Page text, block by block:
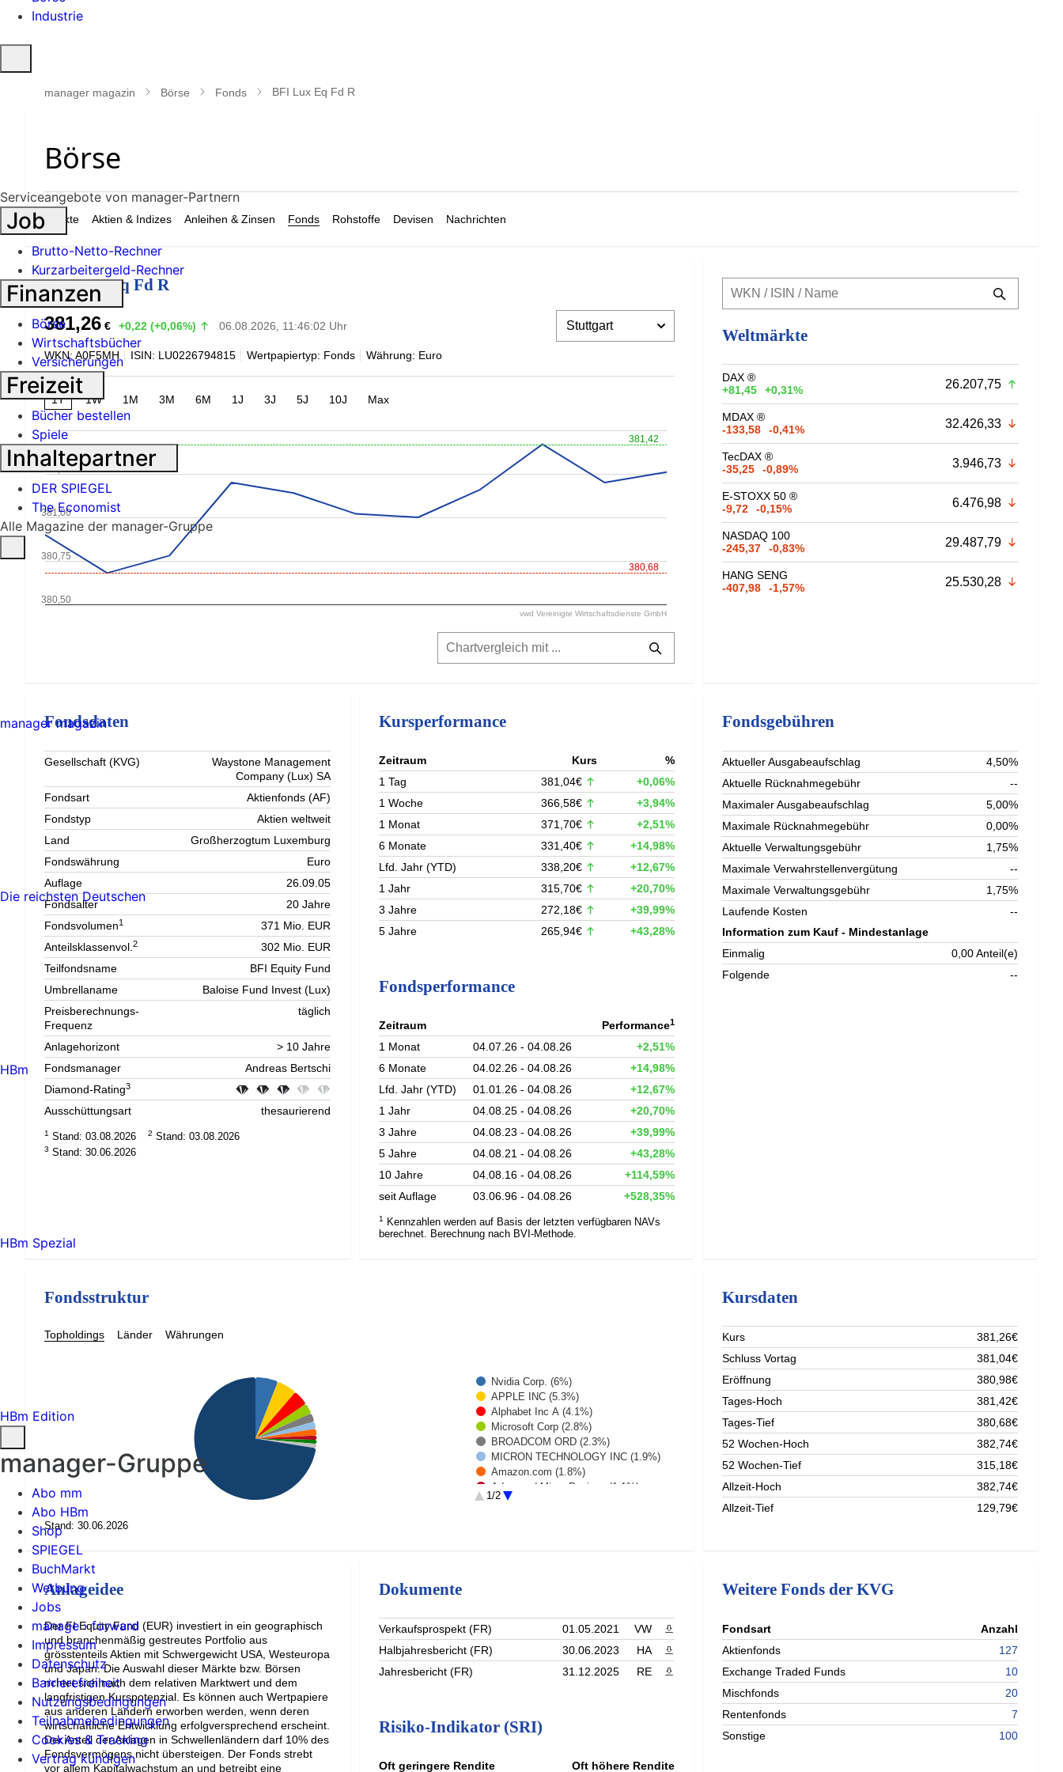
Industrie
öffnen
manager magazin Börse Fonds BFI Lux Eq Fd R
Märkte Aktien & Indizes Anleihen & Zinsen Fonds Rohstoffe Devisen Nachrichten
BFI Lux Eq Fd R
381,26 € +0,22 (+0,06%) 06.08.2026, 11:46:02 Uhr
WKN: A0F5MH ISIN: LU0226794815 Wertpapiertyp: Fonds Währung: Euro
1T 1W 1M 3M 6M 1J 3J 5J 10J Max
381,42
380,68
380,50
380,75
381,00
381,25
vwd Vereinigte Wirtschaftsdienste GmbH
Weltmärkte
DAX ®
+81,45
+0,31% 26.207,75
MDAX ®
-133,58
-0,41% 32.426,33
TecDAX ®
-35,25
-0,89% 3.946,73
E-STOXX 50 ®
-9,72
-0,15% 6.476,98
NASDAQ 100
-245,37
-0,83% 29.487,79
HANG SENG
-407,98
-1,57% 25.530,28
Fondsdaten
Gesellschaft (KVG)
Waystone Management
Company (Lux) SA
Fondsart
Aktienfonds (AF)
Fondstyp
Aktien weltweit
Land
Großherzogtum Luxemburg
Fondswährung
Euro
Auflage
26.09.05
Fondsalter
20 Jahre
Fondsvolumen1
371 Mio. EUR
Anteilsklassenvol.2
302 Mio. EUR
Teilfondsname
BFI Equity Fund
Umbrellaname
Baloise Fund Invest (Lux)
Preisberechnungs-
Frequenz
täglich
Anlagehorizont
> 10 Jahre
Fondsmanager
Andreas Bertschi
Diamond-Rating3
Ausschüttungsart thesaurierend
1 Stand: 03.08.2026 2 Stand: 03.08.2026
3 Stand: 30.06.2026
Kursperformance
Zeitraum Kurs
%
1 Tag
381,04€
+0,06%
1 Woche
366,58€
+3,94%
1 Monat
371,70€
+2,51%
6 Monate
331,40€
+14,98%
Lfd. Jahr (YTD)
338,20€
+12,67%
1 Jahr
315,70€
+20,70%
3 Jahre
272,18€
+39,99%
5 Jahre
265,94€ +43,28%
Fondsperformance
Zeitraum Performance1
1 Monat 04.07.26 - 04.08.26
+2,51%
6 Monate
04.02.26 - 04.08.26
+14,98%
Lfd. Jahr (YTD)
01.01.26 - 04.08.26
+12,67%
1 Jahr
04.08.25 - 04.08.26
+20,70%
3 Jahre
04.08.23 - 04.08.26
+39,99%
5 Jahre
04.08.21 - 04.08.26
+43,28%
10 Jahre
04.08.16 - 04.08.26
+114,59%
seit Auflage
03.06.96 - 04.08.26 +528,35%
1
Kennzahlen werden auf Basis der letzten verfügbaren NAVs
berechnet. Berechnung nach BVI-Methode.
Fondsgebühren
Aktueller Ausgabeaufschlag
4,50%
Aktuelle Rücknahmegebühr
--
Maximaler Ausgabeaufschlag
5,00%
Maximale Rücknahmegebühr
0,00%
Aktuelle Verwaltungsgebühr
1,75%
Maximale Verwahrstellenvergütung
--
Maximale Verwaltungsgebühr
1,75%
Laufende Kosten
--
Information zum Kauf - Mindestanlage
Einmalig
0,00 Anteil(e)
Folgende
--
Fondsstruktur
Topholdings Länder Währungen
Nvidia Corp. (6%)
APPLE INC (5.3%)
Alphabet Inc A (4.1%)
Microsoft Corp (2.8%)
BROADCOM ORD (2.3%)
MICRON TECHNOLOGY INC (1.9%)
Amazon.com (1.8%)
Advanced Micro Devices (1.1%)
ELI LILLY and CO (1.1%)
1/2
Stand: 30.06.2026
Kursdaten
Kurs
381,26€
Schluss Vortag
381,04€
Eröffnung
380,98€
Tages-Hoch
381,42€
Tages-Tief
380,68€
52 Wochen-Hoch
382,74€
52 Wochen-Tief
315,18€
Allzeit-Hoch
382,74€
Allzeit-Tief
129,79€
Anlageidee
Der FI Equity Fund (EUR) investiert in ein geographisch
und branchenmäßig gestreutes Portfolio aus
grösstenteils Aktien mit Schwergewicht USA, Westeuropa
und Japan. Die Auswahl dieser Märkte bzw. Börsen
richtet sich nach dem relativen Marktwert und dem
langfristigen Kurspotenzial. Es können auch Wertpapiere
aus anderen Ländern erworben werden, wenn deren
wirtschaftliche Entwicklung erfolgversprechend erscheint.
Der Anteil der Anlagen in Schwellenländern darf 10% des
Fondsvermögens nicht übersteigen. Der Fonds strebt
vor allem Kapitalwachstum an und betreibt eine
Dokumente
Verkaufsprospekt (FR) 01.05.2021 VW
PDF herunterladen
Halbjahresbericht (FR)
30.06.2023 HA
PDF herunterladen
Jahresbericht (FR)
31.12.2025 RE PDF herunterladen
Risiko-Indikator (SRI)
Oft geringere Rendite Oft höhere Rendite
Weitere Fonds der KVG
Fondsart
Anzahl
Aktienfonds
127
Exchange Traded Funds
10
Mischfonds
20
Rentenfonds
7
Sonstige
100
Serviceangebote von manager-Partnern
Job
Brutto-Netto-Rechner
Kurzarbeitergeld-Rechner
Finanzen
Börse
Wirtschaftsbücher
Versicherungen
Freizeit
Bücher bestellen
Spiele
Inhaltepartner
DER SPIEGEL
The Economist
Alle Magazine der manager-Gruppe
manager magazin
Die reichsten Deutschen
HBm
HBm Spezial
HBm Edition
manager-Gruppe
Abo mm
Abo HBm
Shop
SPIEGEL
BuchMarkt
Werbung
Jobs
manage › forward
Impressum
Datenschutz
Barrierefreiheit
Nutzungsbedingungen
Teilnahmebedingungen
Cookies & Tracking
Vertrag kündigen